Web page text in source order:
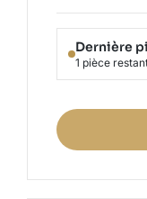
Dernière
1 pièce